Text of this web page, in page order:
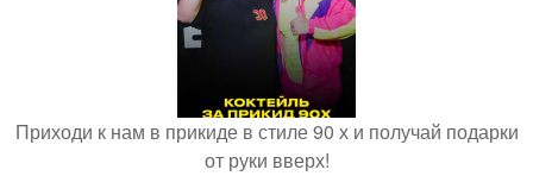
Приходи к нам в прикиде в стиле 90 х и получай подарки
от руки вверх!